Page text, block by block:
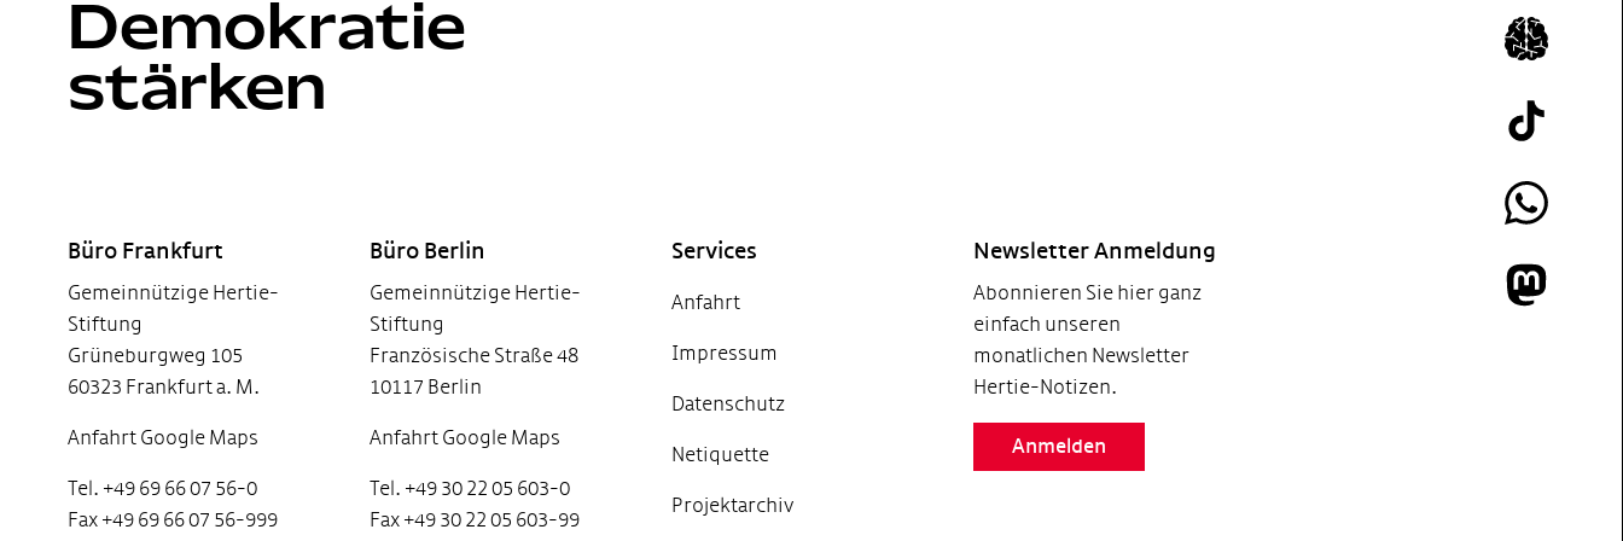
Demokratie
stärken
Büro Frankfurt
Gemeinnützige Hertie-
Stiftung
Grüneburgweg 105
60323 Frankfurt a. M.
Anfahrt Google Maps
Tel. +49 69 66 07 56-0
Fax +49 69 66 07 56-999
Büro Berlin
Gemeinnützige Hertie-
Stiftung
Französische Straße 48
10117 Berlin
Anfahrt Google Maps
Tel. +49 30 22 05 603-0
Fax +49 30 22 05 603-99
Services
Anfahrt
Impressum
Datenschutz
Netiquette
Projektarchiv
Newsletter Anmeldung
Abonnieren Sie hier ganz
einfach unseren
monatlichen Newsletter
Hertie-Notizen.
Anmelden
Icon Insta
Tik Tok
Whatsapp
Mastodon